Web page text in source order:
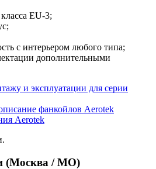
EU-3;
с интерьером любого типа;
дополнительными
и эксплуатации для серии
фанкойлов Aerotek
Aerotek
(Москва / МО)